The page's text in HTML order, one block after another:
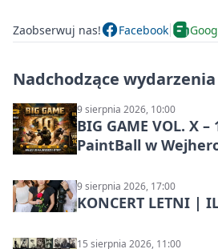
Zaobserwuj nas! Facebook
Nadchodzące wydarzenia
9 sierpnia 2026, 10:00
BIG GAME VOL. X
PaintBall w
9 sierpnia 2026, 17:00
KONCERT LETNI |
15 sierpnia 2026, 11:00